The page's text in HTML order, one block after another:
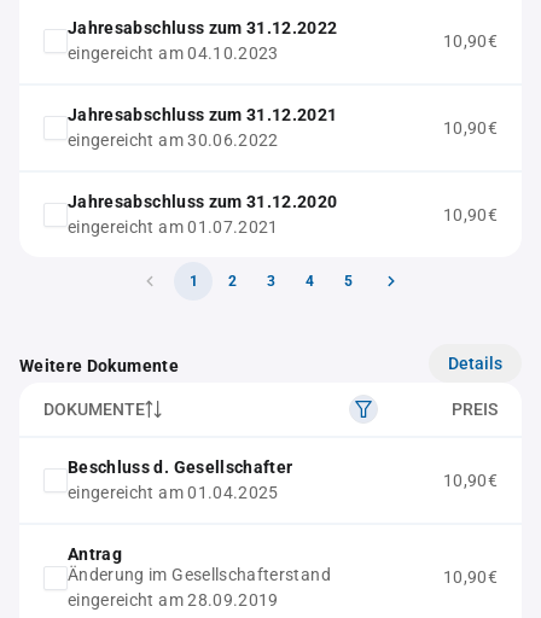
Jahresabschluss zum 31.12.2022
eingereicht am 04.10.2023
10,90€
Jahresabschluss zum 31.12.2021
eingereicht am 30.06.2022
10,90€
Jahresabschluss zum 31.12.2020
eingereicht am 01.07.2021
10,90€
1 2 3 4 5
Weitere Dokumente Details
DOKUMENTE PREIS
Beschluss d. Gesellschafter
eingereicht am 01.04.2025
10,90€
Antrag
Änderung im Gesellschafterstand
eingereicht am 28.09.2019
10,90€